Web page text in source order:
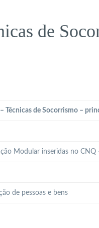
de
Técnicas de Socorrismo –
Modular inseridas no CNQ
de pessoas e bens